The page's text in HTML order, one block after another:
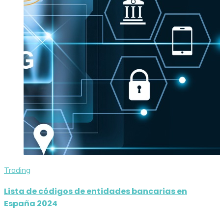
Trading
Lista de códigos de entidades bancarias en
España 2024